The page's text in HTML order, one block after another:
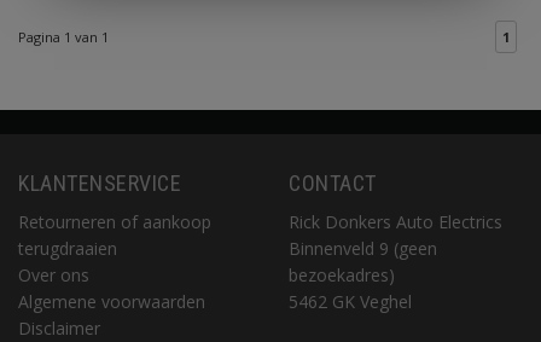
Pagina 1 van 1 1
KLANTENSERVICE
Retourneren of aankoop
terugdraaien
Over ons
Algemene voorwaarden
Disclaimer
CONTACT
Rick Donkers Auto Electrics
Binnenveld 9 (geen
bezoekadres)
5462 GK Veghel